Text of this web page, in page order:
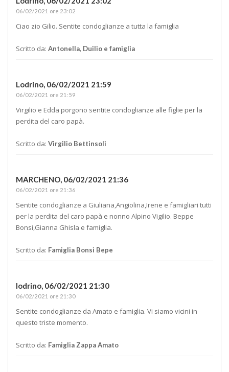
06/02/2021 ore 23:02
Ciao zio Gilio. Sentite condoglianze a tutta la famiglia
Scritto da: Antonella, Duilio e famiglia
Lodrino, 06/02/2021 21:59
06/02/2021 ore 21:59
Virgilio e Edda porgono sentite condoglianze alle figlie per la
perdita del caro papà.
Scritto da: Virgilio Bettinsoli
MARCHENO, 06/02/2021 21:36
06/02/2021 ore 21:36
Sentite condoglianze a Giuliana,Angiolina,Irene e famigliari tutti
per la perdita del caro papà e nonno Alpino Vigilio. Beppe
Bonsi,Gianna Ghisla e famiglia.
Scritto da: Famiglia Bonsi Bepe
lodrino, 06/02/2021 21:30
06/02/2021 ore 21:30
Sentite condoglianze da Amato e famiglia. Vi siamo vicini in
questo triste momento.
Scritto da: Famiglia Zappa Amato